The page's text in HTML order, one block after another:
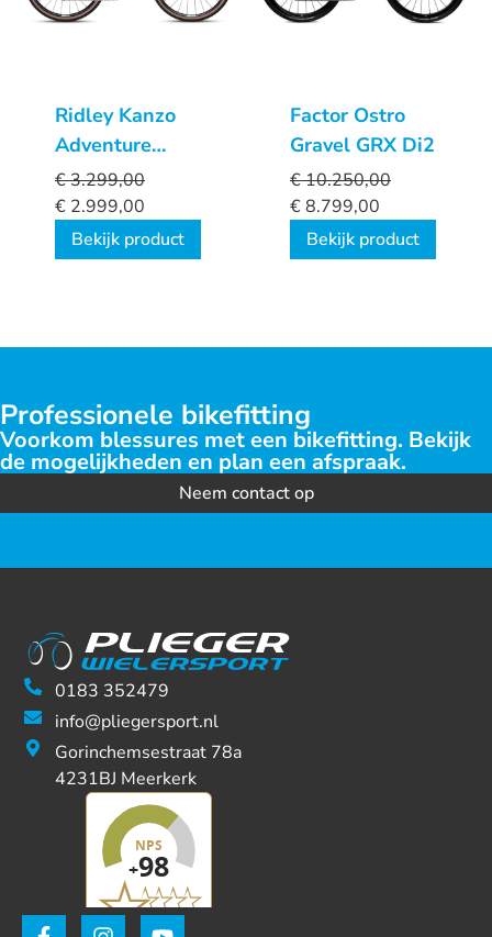
Ridley Kanzo
Adventure
GRX600
€3.299,00
€ 2.999,00
Bekijk product
Factor Ostro
Gravel GRX Di2
€10.250,00
€8.799,00
Bekijk product
Professionele bikefitting
Voorkom blessures met een bikefitting. Bekijk
de mogelijkheden en plan een afspraak.
Neem contact op
0183 352479
info@pliegersport.nl
Gorinchemsestraat 78a
4231BJ Meerkerk